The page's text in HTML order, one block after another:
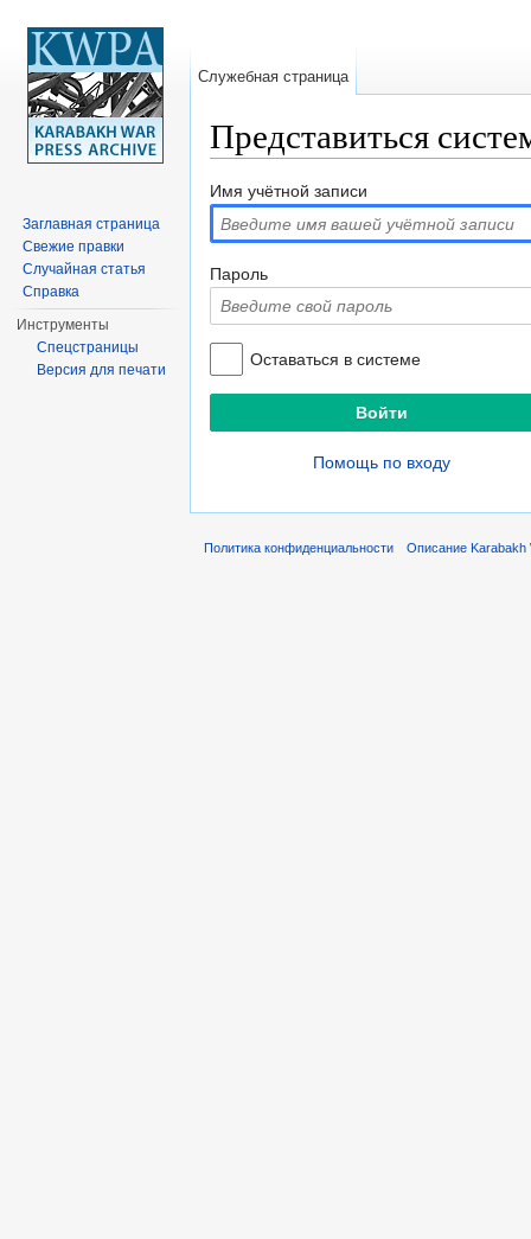
Представиться
Имя учётной записи
Пароль
Оставаться в системе
Помощь по входу
Служебная страница
Заглавная страница
Свежие правки
Случайная статья
Справка
Инструменты
Спецстраницы
Версия для печати
Политика конфиденциальности Описание Karabakh